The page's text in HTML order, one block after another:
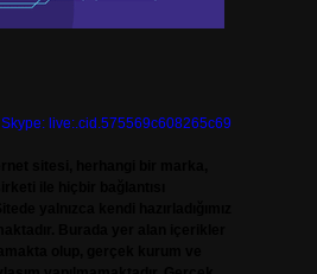
Skype: live:.cid.575569c608265c69